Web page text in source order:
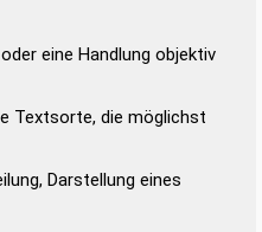
eine Handlung objektiv
Textsorte, die möglichst
Darstellung eines